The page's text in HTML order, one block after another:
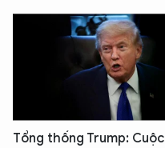
Tổng thống Trump: Cuộc